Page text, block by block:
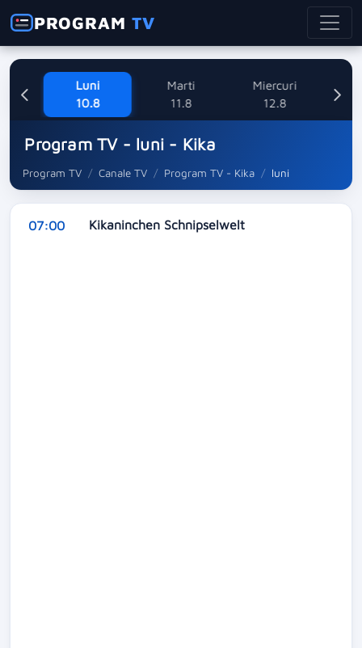
PROGRAMTV
Luni
10.8
Marti
11.8
Miercuri
12.8
Program TV - luni - Kika
Program TV Canale TV Program TV - Kika luni
07:00 Kikaninchen Schnipselwelt